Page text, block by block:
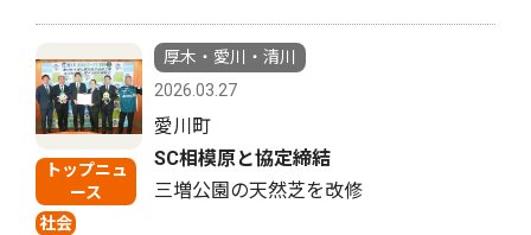
トップニュ
ース
社会
厚木・愛川・清川
2026.03.27
愛川町
SC相模原と協定締結
三増公園の天然芝を改修